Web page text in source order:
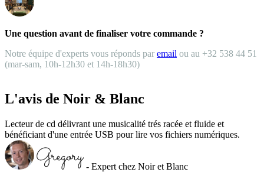
Une question avant de finaliser votre commande ?
Notre équipe d'experts vous réponds par email ou au +32 538 44 51
(mar-sam, 10h-12h30 et 14h-18h30)
L'avis de Noir & Blanc
Lecteur de cd délivrant une musicalité trés racée et fluide et
bénéficiant d'une entrée USB pour lire vos fichiers numériques.
- Expert chez Noir et Blanc